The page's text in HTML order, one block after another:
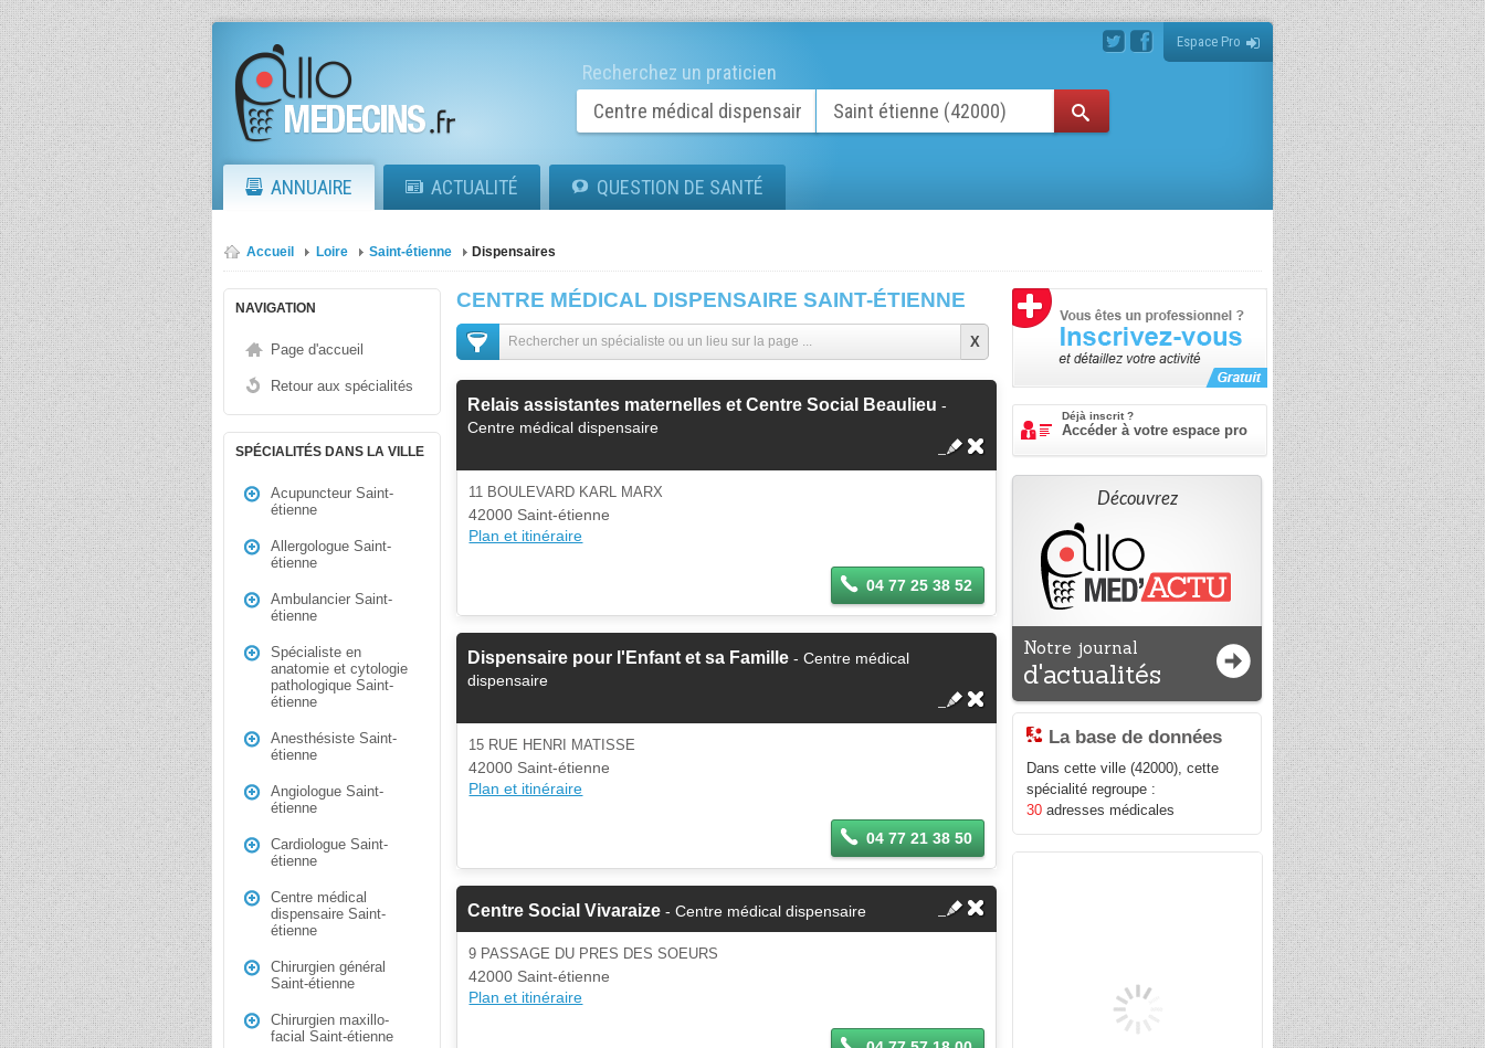
Espace Pro
Recherchez un praticien
ANNUAIRE ACTUALITÉ QUESTION DE SANTÉ
Accueil Loire Saint-étienne Dispensaires
NAVIGATION
Page d'accueil
Retour aux spécialités
SPÉCIALITÉS DANS LA VILLE
Acupuncteur Saint-
étienne
Allergologue Saint-
étienne
Ambulancier Saint-
étienne
Spécialiste en
anatomie et cytologie
pathologique Saint-
étienne
Anesthésiste Saint-
étienne
Angiologue Saint-
étienne
Cardiologue Saint-
étienne
Centre médical
dispensaire Saint-
étienne
Chirurgien général
Saint-étienne
Chirurgien maxillo-
facial Saint-étienne
CENTRE MÉDICAL DISPENSAIRE SAINT-ÉTIENNE
Relais assistantes maternelles et Centre Social Beaulieu -
Centre médical dispensaire
11 BOULEVARD KARL MARX
42000 Saint-étienne
Plan et itinéraire
04 77 25 38 52
Dispensaire pour l'Enfant et sa Famille - Centre médical
dispensaire
15 RUE HENRI MATISSE
42000 Saint-étienne
Plan et itinéraire
04 77 21 38 50
Centre Social Vivaraize - Centre médical dispensaire
9 PASSAGE DU PRES DES SOEURS
42000 Saint-étienne
Plan et itinéraire
Déjà inscrit ?
Accéder à votre espace pro
Découvrez
Notre journal
d'actualités
La base de données
Dans cette ville (42000), cette
spécialité regroupe :
30 adresses médicales